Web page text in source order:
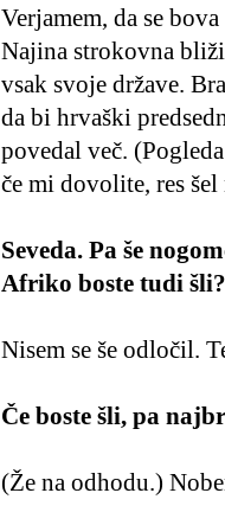
Verjamem, da se
Najina strokovna
vsak svoje države.
da bi hrvaški
povedal več.
če mi dovolite, res šel
Seveda. Pa še
Afriko boste tudi šli?
Nisem se še odločil.
Če boste šli, pa
(Že na odhodu.)